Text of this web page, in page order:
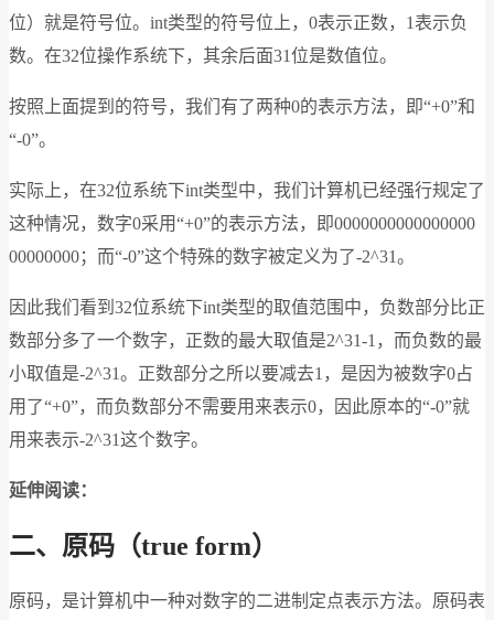
位）就是符号位。int类型的符号位上，0表示正数，1表示负
数。在32位操作系统下，其余后面31位是数值位。
按照上面提到的符号，我们有了两种0的表示方法，即“+0”和
“-0”。
实际上，在32位系统下int类型中，我们计算机已经强行规定了
这种情况，数字0采用“+0”的表示方法，即0000000000000000
00000000；而“-0”这个特殊的数字被定义为了-2^31。
因此我们看到32位系统下int类型的取值范围中，负数部分比正
数部分多了一个数字，正数的最大取值是2^31-1，而负数的最
小取值是-2^31。正数部分之所以要减去1，是因为被数字0占
用了“+0”，而负数部分不需要用来表示0，因此原本的“-0”就
用来表示-2^31这个数字。
延伸阅读：
二、原码（true form）
原码，是计算机中一种对数字的二进制定点表示方法。原码表